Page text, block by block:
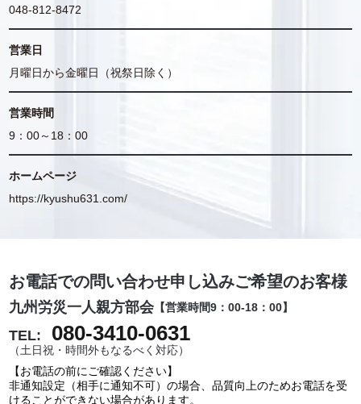
048-812-8472
営業日
月曜日から金曜日（祝祭日除く）
営業時間
9：00～18：00
ホームページ
https://kyushu631.com/
お電話での問い合わせ申し込みご希望のお客様
九州労災一人親方部会【営業時間9：00-18：00】
TEL: 080-3410-0631
（土日祝・時間外もなるべく対応）
【お電話の前にご確認ください】
非通知設定（相手に通知不可）の場合、品質向上のためお電話を受
けることができない場合があります。